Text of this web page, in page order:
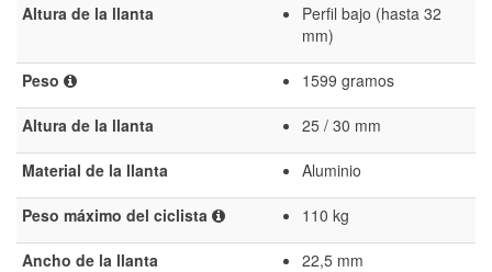
Altura de la llanta
Perfil bajo (hasta 32
mm)
Peso 1599 gramos
Altura de la llanta 25 / 30 mm
Material de la llanta Aluminio
Peso máximo del ciclista 110 kg
Ancho de la llanta 22,5 mm